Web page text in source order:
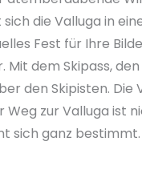
die Valluga in
Fest für Ihre
dem Skipass,
den Skipisten.
zur Valluga ist
sich ganz bestimmt.